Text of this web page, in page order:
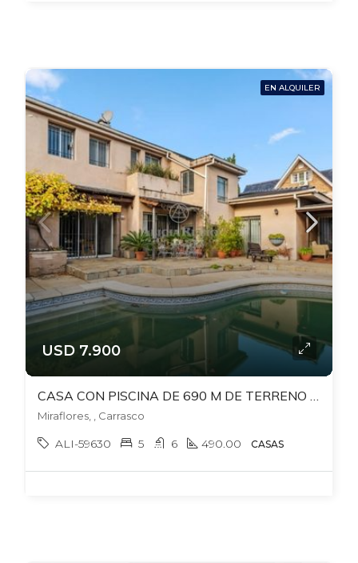
EN ALQUILER
USD 7.900
Miraflores, , Carrasco
ALI-59630 5 6 490.00 CASAS